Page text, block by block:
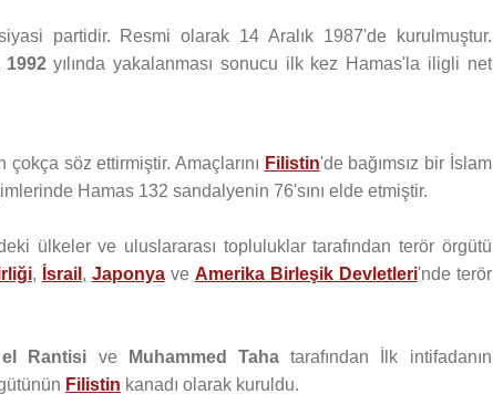
partidir. Resmi olarak 14 Aralık 1987'de kurulmuştur.
1992yılında yakalanması sonucu ilk kez Hamas'la iligli net
söz ettirmiştir. Amaçlarını Filistin'de bağımsız bir İslam
Hamas 132 sandalyenin 76'sını elde etmiştir.
ülkeler ve uluslararası topluluklar tarafından terör örgütü
, İsrail , Japonyave Amerika Birleşik Devletleri'nde terör
Rantisi ve Muhammed Tahatarafından İlk intifadanın
Filistin kanadı olarak kuruldu.